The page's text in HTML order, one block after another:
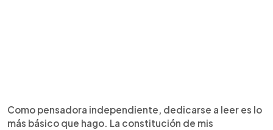
Como pensadora independiente, dedicarse a leer es lo
más básico que hago. La constitución de mis